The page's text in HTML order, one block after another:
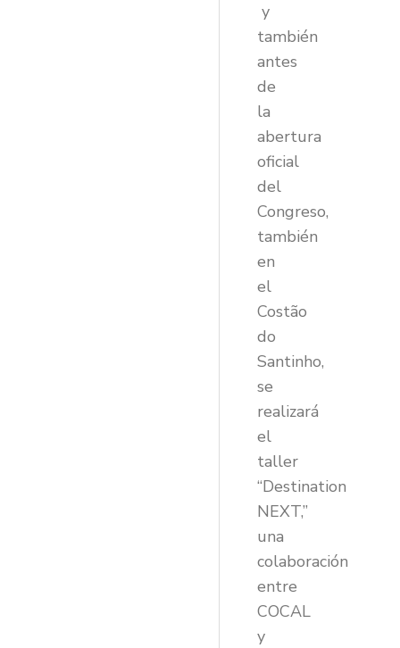
y
también
antes
de
la
abertura
oficial
del
Congreso,
también
en
el
Costão
do
Santinho,
se
realizará
el
taller
“Destination
NEXT,”
una
colaboración
entre
COCAL
y